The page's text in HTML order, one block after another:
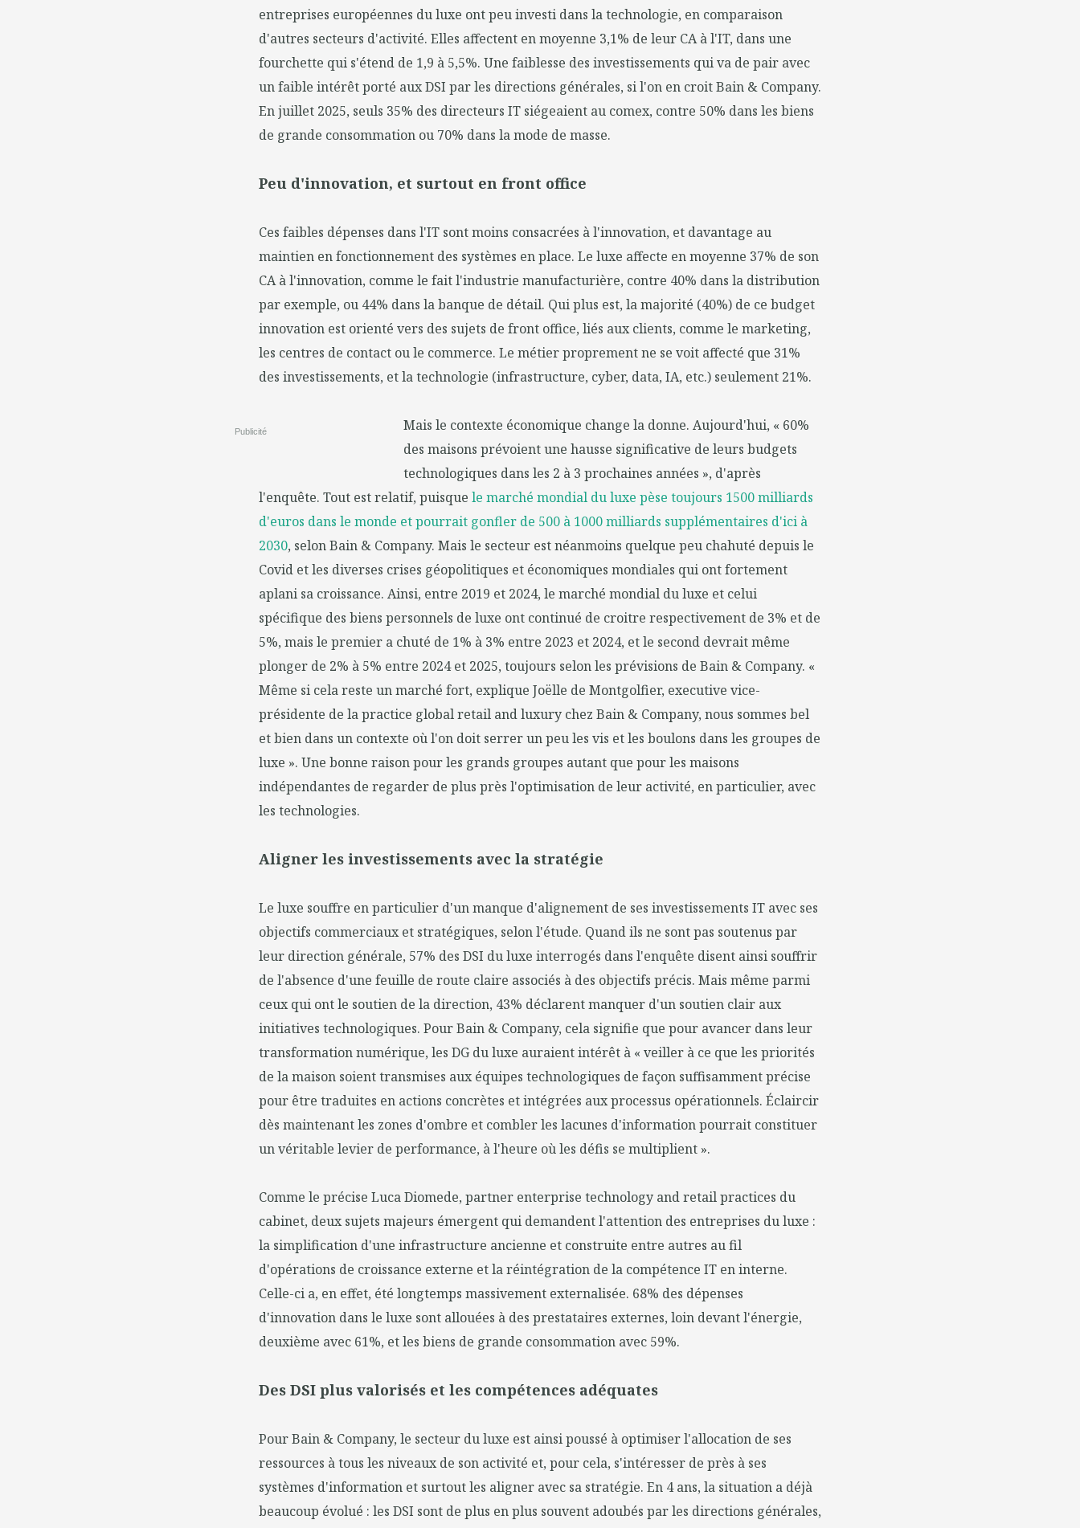
entreprises européennes du luxe ont peu investi dans la technologie, en comparaison
d'autres secteurs d'activité. Elles affectent en moyenne 3,1% de leur CA à l'IT, dans une
fourchette qui s'étend de 1,9 à 5,5%. Une faiblesse des investissements qui va de pair avec
un faible intérêt porté aux DSI par les directions générales, si l'on en croit Bain & Company.
En juillet 2025, seuls 35% des directeurs IT siégeaient au comex, contre 50% dans les biens
de grande consommation ou 70% dans la mode de masse.
Peu d'innovation, et surtout en front office
Ces faibles dépenses dans l'IT sont moins consacrées à l'innovation, et davantage au
maintien en fonctionnement des systèmes en place. Le luxe affecte en moyenne 37% de son
CA à l'innovation, comme le fait l'industrie manufacturière, contre 40% dans la distribution
par exemple, ou 44% dans la banque de détail. Qui plus est, la majorité (40%) de ce budget
innovation est orienté vers des sujets de front office, liés aux clients, comme le marketing,
les centres de contact ou le commerce. Le métier proprement ne se voit affecté que 31%
des investissements, et la technologie (infrastructure, cyber, data, IA, etc.) seulement 21%.
Publicité
Mais le contexte économique change la donne. Aujourd'hui, « 60%
des maisons prévoient une hausse significative de leurs budgets
technologiques dans les 2 à 3 prochaines années », d'après
l'enquête. Tout est relatif, puisque le marché mondial du luxe pèse toujours 1500 milliards
d'euros dans le monde et pourrait gonfler de 500 à 1000 milliards supplémentaires d'ici à
2030, selon Bain & Company. Mais le secteur est néanmoins quelque peu chahuté depuis le
Covid et les diverses crises géopolitiques et économiques mondiales qui ont fortement
aplani sa croissance. Ainsi, entre 2019 et 2024, le marché mondial du luxe et celui
spécifique des biens personnels de luxe ont continué de croitre respectivement de 3% et de
5%, mais le premier a chuté de 1% à 3% entre 2023 et 2024, et le second devrait même
plonger de 2% à 5% entre 2024 et 2025, toujours selon les prévisions de Bain & Company. «
Même si cela reste un marché fort, explique Joëlle de Montgolfier, executive vice-
présidente de la practice global retail and luxury chez Bain & Company, nous sommes bel
et bien dans un contexte où l'on doit serrer un peu les vis et les boulons dans les groupes de
luxe ». Une bonne raison pour les grands groupes autant que pour les maisons
indépendantes de regarder de plus près l'optimisation de leur activité, en particulier, avec
les technologies.
Aligner les investissements avec la stratégie
Le luxe souffre en particulier d'un manque d'alignement de ses investissements IT avec ses
objectifs commerciaux et stratégiques, selon l'étude. Quand ils ne sont pas soutenus par
leur direction générale, 57% des DSI du luxe interrogés dans l'enquête disent ainsi souffrir
de l'absence d'une feuille de route claire associés à des objectifs précis. Mais même parmi
ceux qui ont le soutien de la direction, 43% déclarent manquer d'un soutien clair aux
initiatives technologiques. Pour Bain & Company, cela signifie que pour avancer dans leur
transformation numérique, les DG du luxe auraient intérêt à « veiller à ce que les priorités
de la maison soient transmises aux équipes technologiques de façon suffisamment précise
pour être traduites en actions concrètes et intégrées aux processus opérationnels. Éclaircir
dès maintenant les zones d'ombre et combler les lacunes d'information pourrait constituer
un véritable levier de performance, à l'heure où les défis se multiplient ».
Comme le précise Luca Diomede, partner enterprise technology and retail practices du
cabinet, deux sujets majeurs émergent qui demandent l'attention des entreprises du luxe :
la simplification d'une infrastructure ancienne et construite entre autres au fil
d'opérations de croissance externe et la réintégration de la compétence IT en interne.
Celle-ci a, en effet, été longtemps massivement externalisée. 68% des dépenses
d'innovation dans le luxe sont allouées à des prestataires externes, loin devant l'énergie,
deuxième avec 61%, et les biens de grande consommation avec 59%.
Des DSI plus valorisés et les compétences adéquates
Pour Bain & Company, le secteur du luxe est ainsi poussé à optimiser l'allocation de ses
ressources à tous les niveaux de son activité et, pour cela, s'intéresser de près à ses
systèmes d'information et surtout les aligner avec sa stratégie. En 4 ans, la situation a déjà
beaucoup évolué : les DSI sont de plus en plus souvent adoubés par les directions générales,